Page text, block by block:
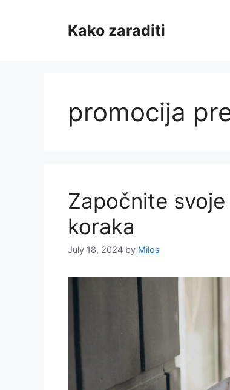
Kako zaraditi
promocija
Započnite
koraka
July 18, 2024 by Milos